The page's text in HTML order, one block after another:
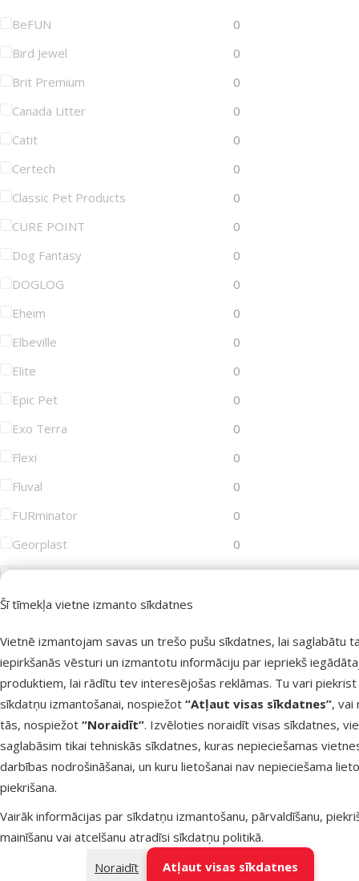
Šī tīmekļa vietne izmanto sīkdatnes
Vietnē izmantojam savas un trešo pušu sīkdatnes, lai saglabātu
iepirkšanās vēsturi un izmantotu informāciju par iepriekš
produktiem, lai rādītu tev interesējošas reklāmas. Tu vari piekrist
sīkdatņu izmantošanai, nospiežot “Atļaut visas sīkdatnes”, vai
tās, nospiežot “Noraidīt”. Izvēloties noraidīt visas sīkdatnes,
saglabāsim tikai tehniskās sīkdatnes, kuras nepieciešamas
darbības nodrošināšanai, un kuru lietošanai nav nepieciešama
piekrišana.
Vairāk informācijas par sīkdatņu izmantošanu, pārvaldīšanu,
mainīšanu vai atcelšanu atradīsi sīkdatņu politikā.
Noraidīt
Atļaut visas sīkdatnes
BeFUN
0
Bird Jewel
0
Brit Premium
0
Canada Litter
0
Catit
0
Certech
0
Classic Pet Products
0
CURE POINT
0
Dog Fantasy
0
DOGLOG
0
Eheim
0
Elbeville
0
Elite
0
Epic Pet
0
Exo Terra
0
Flexi
0
Fluval
0
FURminator
0
Georplast
0
GimDog
0
Groom Professional
Juwel
0
KAY
0
KONG
0
Lets Play
0
Magic Cat
0
Marina
0
0